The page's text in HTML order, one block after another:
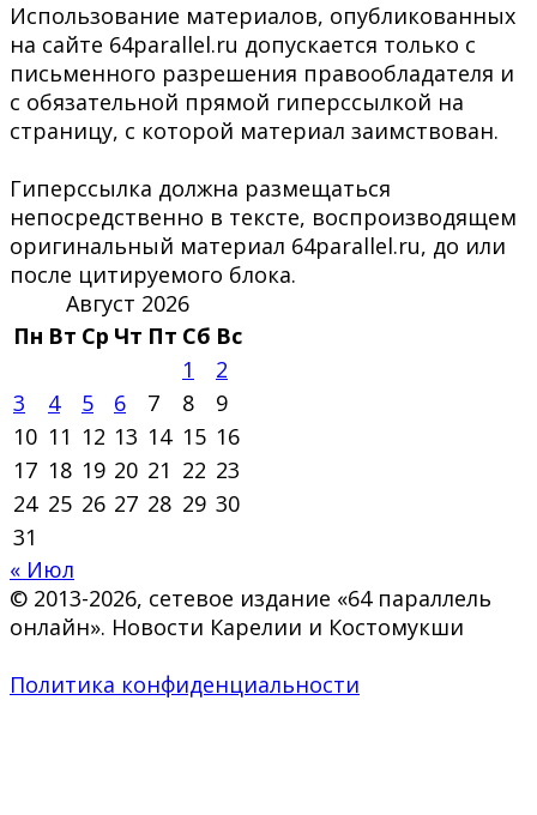
Использование материалов, опубликованных
на сайте 64parallel.ru допускается только с
письменного разрешения правообладателя и
с обязательной прямой гиперссылкой на
страницу, с которой материал заимствован.
Гиперссылка должна размещаться
непосредственно в тексте, воспроизводящем
оригинальный материал 64parallel.ru, до или
после цитируемого блока.
Август 2026
Пн Вт Ср Чт Пт Сб Вс
1
2
3
4 5 6 7 8
9
10 11 12 13 14 15 16
17 18 19 20 21 22 23
24 25 26 27 28 29 30
31
« Июл
© 2013-2026, сетевое издание «64 параллель
онлайн». Новости Карелии и Костомукши
Политика конфиденциальности